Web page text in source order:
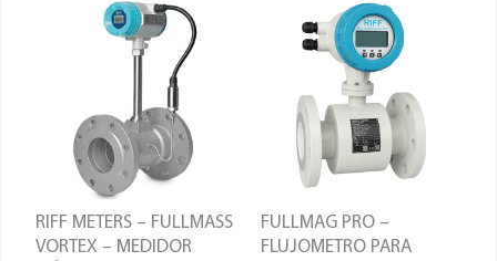
RIFF METERS – FULLMASS
VORTEX – MEDIDOR
FULLMAG PRO –
FLUJOMETRO PARA